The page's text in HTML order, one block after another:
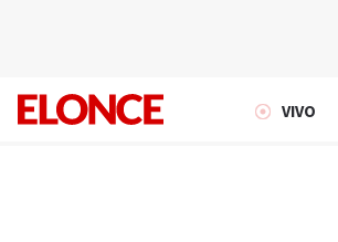
VIVO